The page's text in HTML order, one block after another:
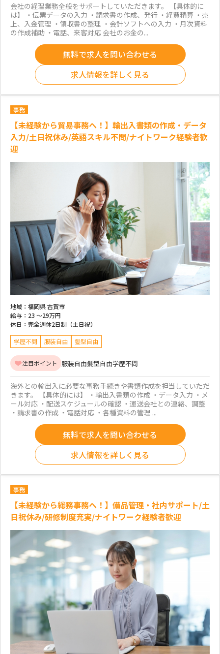
会社の経理業務全般をサポートしていただきます。 【具体的に
は】 ・伝票データの入力 ・請求書の作成、発行 ・経費精算 ・売
上、入金管理 ・領収書の整理 ・会計ソフトへの入力 ・月次資料
の作成補助 ・電話、来客対応 会社のお金の...
無料で求人を問い合わせる
求人情報を詳しく見る
事務
【未経験から貿易事務へ！】輸出入書類の作成・データ
入力/土日祝休み/英語スキル不問/ナイトワーク経験者歓
迎
地域： 福岡県 古賀市
給与： 23 ～29万円
休日： 完全週休2日制（土日祝）
学歴不問 服装自由 髪型自由
注目ポイント 服装自由髪型自由学歴不問
海外との輸出入に必要な事務手続きや書類作成を担当していただ
きます。 【具体的には】 ・輸出入書類の作成 ・データ入力 ・メ
ール対応 ・配送スケジュールの確認 ・運送会社との連絡、調整
・請求書の作成 ・電話対応 ・各種資料の管理 ...
無料で求人を問い合わせる
求人情報を詳しく見る
事務
【未経験から総務事務へ！】備品管理・社内サポート/土
日祝休み/研修制度充実/ナイトワーク経験者歓迎